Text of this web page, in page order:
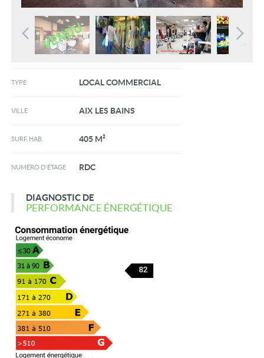
TYPE LOCAL COMMERCIAL
VILLE AIX LES BAINS
SURF. HAB. 405 M²
NUMÉRO D'ÉTAGE RDC
DIAGNOSTIC DE
PERFORMANCE ÉNERGÉTIQUE